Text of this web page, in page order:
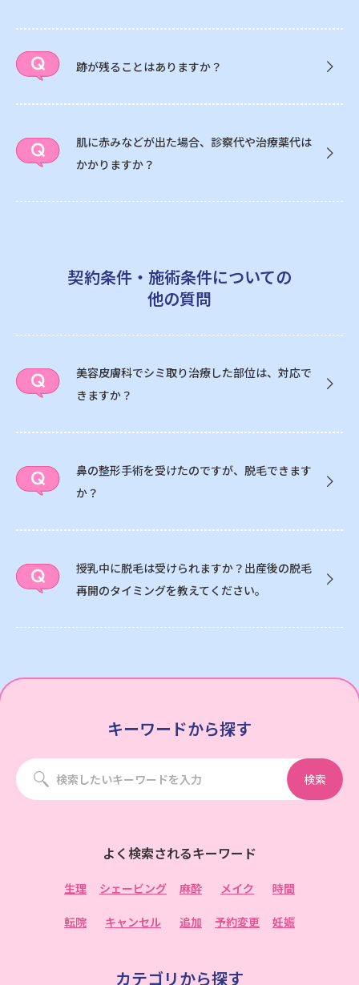
跡が残ることはありますか？
肌に赤みなどが出た場合、診察代や治療薬代は
かかりますか？
契約条件・施術条件についての
他の質問
美容皮膚科でシミ取り治療した部位は、対応で
きますか？
鼻の整形手術を受けたのですが、脱毛できます
か？
授乳中に脱毛は受けられますか？出産後の脱毛
再開のタイミングを教えてください。
キーワードから探す
検索
よく検索されるキーワード
生理 シェービング 麻酔 メイク 時間
転院 キャンセル 追加 予約変更 妊娠
カテゴリから探す